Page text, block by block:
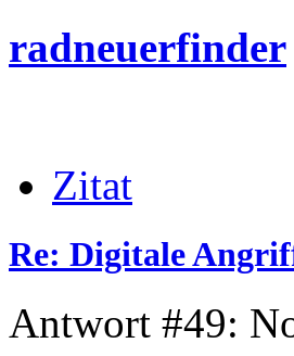
radneuerfinder
Zitat
Re: Digitale
Antwort #49: